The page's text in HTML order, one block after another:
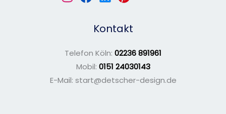
Kontakt
Telefon Köln: 02236 891961
Mobil: 0151 24030143
E-Mail: start@detscher-design.de